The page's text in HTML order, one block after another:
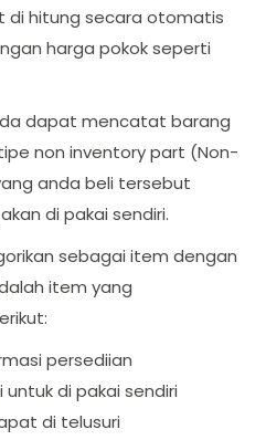
di hitung secara otomatis
harga pokok seperti
dapat mencatat barang
non inventory part (Non-
anda beli tersebut
di pakai sendiri.
sebagai item dengan
item yang
persediian
di pakai sendiri
di telusuri